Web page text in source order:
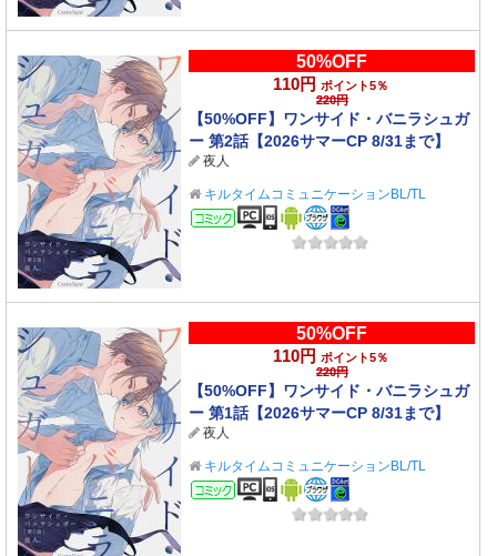
50%OFF
110円 ポイント5％
220円
【50%OFF】ワンサイド・バニラシュガ
ー 第2話【2026サマーCP 8/31まで】
夜人
キルタイムコミュニケーションBL/TL
コミック
50%OFF
110円 ポイント5％
220円
【50%OFF】ワンサイド・バニラシュガ
ー 第1話【2026サマーCP 8/31まで】
夜人
キルタイムコミュニケーションBL/TL
コミック